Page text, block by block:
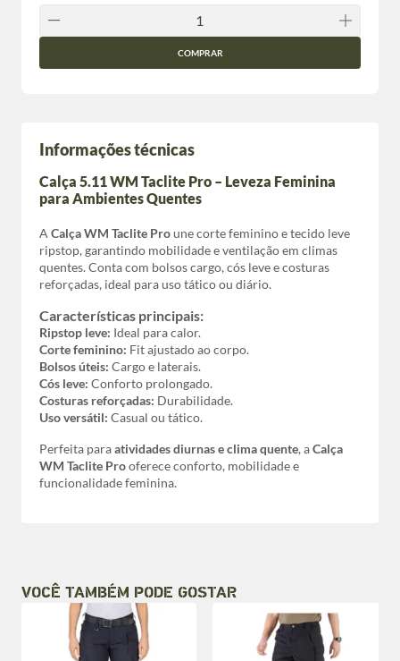
COMPRAR
Informações técnicas
Calça 5.11 WM Taclite Pro – Leveza Feminina
para Ambientes Quentes
A Calça WM Taclite Pro une corte feminino e tecido leve
ripstop, garantindo mobilidade e ventilação em climas
quentes. Conta com bolsos cargo, cós leve e costuras
reforçadas, ideal para uso tático ou diário.
Características principais:
Ripstop leve: Ideal para calor.
Corte feminino: Fit ajustado ao corpo.
Bolsos úteis: Cargo e laterais.
Cós leve: Conforto prolongado.
Costuras reforçadas: Durabilidade.
Uso versátil: Casual ou tático.
Perfeita paraatividades diurnas e clima quente, aCalça
WM Taclite Prooferece conforto, mobilidade e
funcionalidade feminina.
VOCÊ TAMBÉM PODE GOSTAR